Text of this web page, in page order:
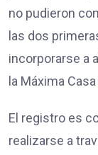
no pudieron
las dos
incorporarse a
la Máxima
El registro es
realizarse a